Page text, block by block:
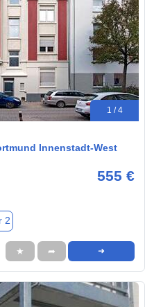
1 / 4
Innenstadt-West
555 €
2
★ ➦ ➜